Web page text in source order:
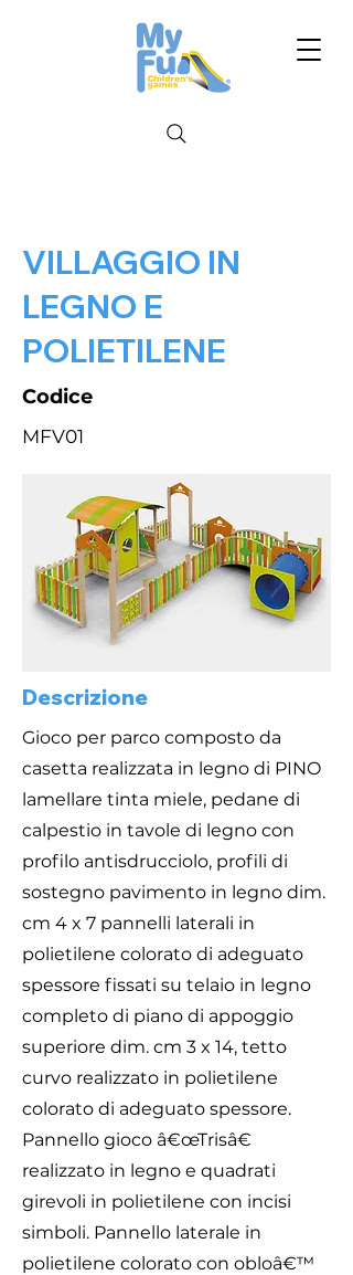
VILLAGGIO IN
LEGNO E
POLIETILENE
Codice
MFV01
Descrizione
Gioco per parco composto da
casetta realizzata in legno di PINO
lamellare tinta miele, pedane di
calpestio in tavole di legno con
profilo antisdrucciolo, profili di
sostegno pavimento in legno dim.
cm 4 x 7 pannelli laterali in
polietilene colorato di adeguato
spessore fissati su telaio in legno
completo di piano di appoggio
superiore dim. cm 3 x 14, tetto
curvo realizzato in polietilene
colorato di adeguato spessore.
Pannello gioco â€œTrisâ€
realizzato in legno e quadrati
girevoli in polietilene con incisi
simboli. Pannello laterale in
polietilene colorato con obloâ€™